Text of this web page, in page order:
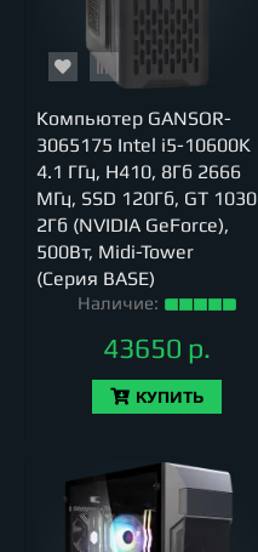
Компьютер GANSOR-
3065175 Intel i5-10600K
4.1 ГГц, H410, 8Гб 2666
МГц, SSD 120Гб, GT 1030
2Гб (NVIDIA GeForce),
500Вт, Midi-Tower
(Серия BASE)
Наличие:
43650 р.
КУПИТЬ